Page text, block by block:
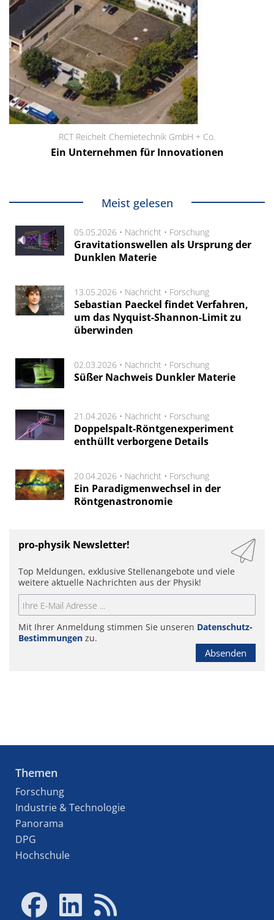
RCT Reichelt Chemietechnik GmbH + Co.
Ein Unternehmen für Innovationen
Meist gelesen
05.05.2026 • Nachricht • Forschung
Gravitationswellen als Ursprung der
Dunklen Materie
13.05.2026 • Nachricht • Forschung
Sebastian Paeckel findet Verfahren,
um das Nyquist-Shannon-Limit zu
überwinden
02.03.2026 • Nachricht • Forschung
Süßer Nachweis Dunkler Materie
21.04.2026 • Nachricht • Forschung
Doppelspalt-Röntgenexperiment
enthüllt verborgene Details
20.04.2026 • Nachricht • Forschung
Ein Paradigmenwechsel in der
Röntgenastronomie
pro-physik Newsletter!
Top Meldungen, exklusive Stellenangebote und viele
weitere aktuelle Nachrichten aus der Physik!
Mit Ihrer Anmeldung stimmen Sie unseren Datenschutz-
Bestimmungen zu.
Absenden
Themen
Forschung
Industrie & Technologie
Panorama
DPG
Hochschule